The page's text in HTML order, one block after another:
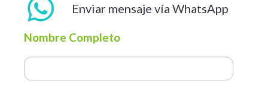
Enviar mensaje vía WhatsApp
Nombre Completo